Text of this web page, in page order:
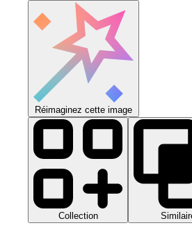
Réimaginez cette image
Collection